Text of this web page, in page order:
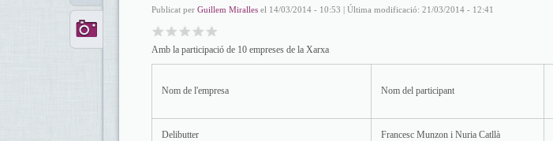
Publicat per Guillem Miralles el 14/03/2014 - 10:53 | Última modificació: 21/03/2014 - 12:41
Amb la participació de 10 empreses de la Xarxa
Nom de l'empresa Nom del participant
Delibutter Francesc Munzon i Nuria Catllà